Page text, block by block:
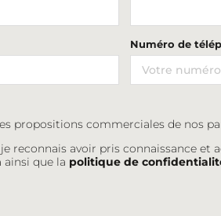
Numéro de
propositions commerciales de nos
reconnais avoir pris connaissance et
ainsi que la politique de